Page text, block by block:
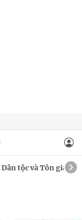
Dân tộc và Tôn giáo